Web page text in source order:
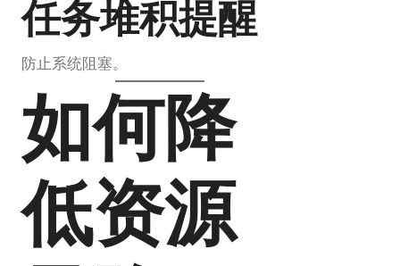
任务堆积提醒
防止系统阻塞。
如何降
低资源